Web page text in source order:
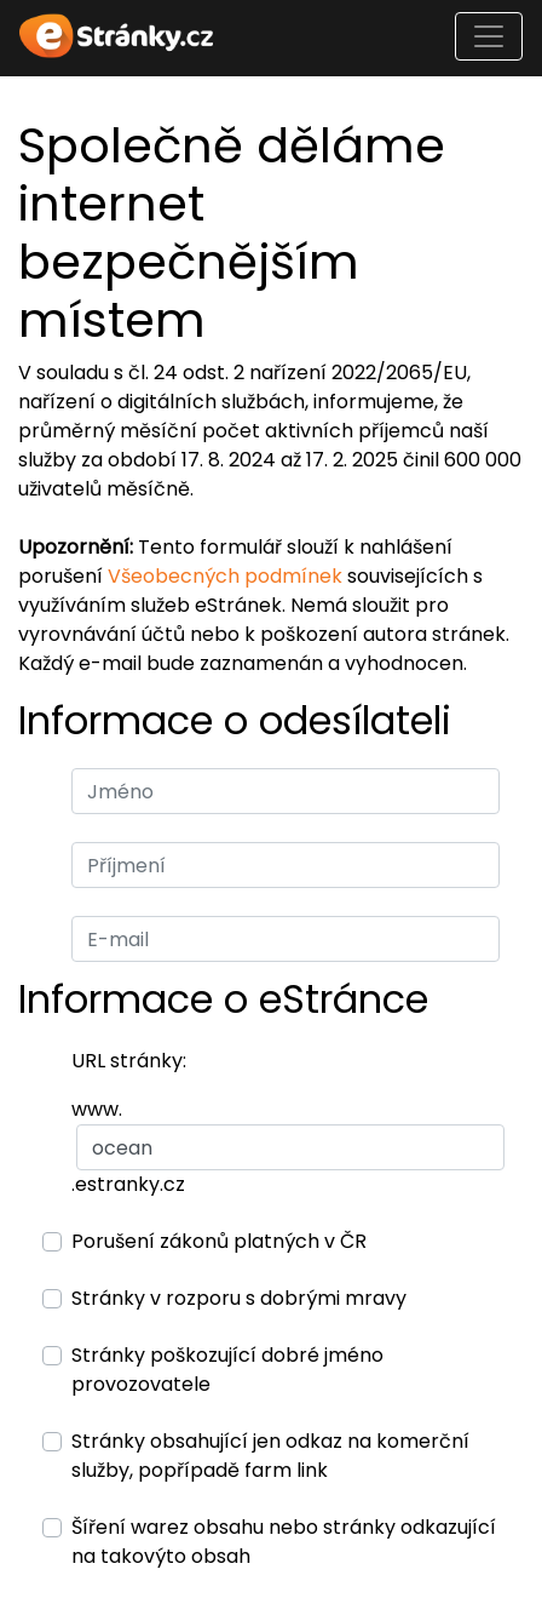
Společně děláme
internet
bezpečnějším
místem
V souladu s čl. 24 odst. 2 nařízení 2022/2065/EU,
nařízení o digitálních službách, informujeme, že
průměrný měsíční počet aktivních příjemců naší
služby za období 17. 8. 2024 až 17. 2. 2025 činil 600 000
uživatelů měsíčně.
Upozornění: Tento formulář slouží k nahlášení
porušeníVšeobecných podmíneksouvisejících s
využíváním služeb eStránek. Nemá sloužit pro
vyrovnávání účtů nebo k poškození autora stránek.
Každý e-mail bude zaznamenán a vyhodnocen.
Informace o odesílateli
Informace o eStránce
URL stránky:
www.
.estranky.cz
Porušení zákonů platných v ČR
Stránky v rozporu s dobrými mravy
Stránky poškozující dobré jméno
provozovatele
Stránky obsahující jen odkaz na komerční
služby, popřípadě farm link
Šíření warez obsahu nebo stránky odkazující
na takovýto obsah